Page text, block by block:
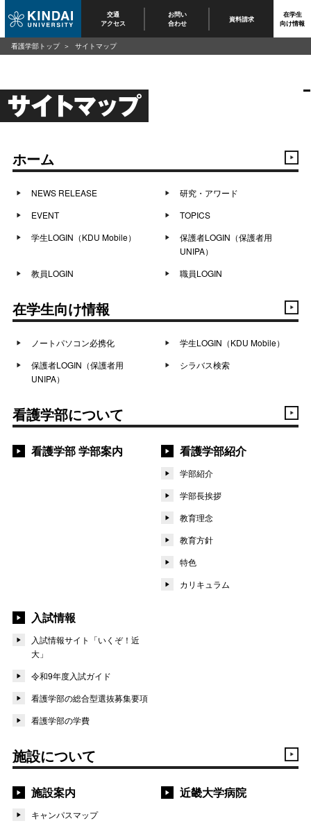
交通
アクセス
お問い
合わせ 資料請求 在学生
向け情報
サイトマップ
ホーム
NEWS RELEASE
研究・アワード
EVENT
TOPICS
学生LOGIN（KDU Mobile）
保護者LOGIN（保護者用
UNIPA）
教員LOGIN
職員LOGIN
在学生向け情報
ノートパソコン必携化
学生LOGIN（KDU Mobile）
保護者LOGIN（保護者用
UNIPA）
シラバス検索
看護学部について
看護学部 学部案内 看護学部紹介
学部紹介
学部長挨拶
教育理念
教育方針
特色
カリキュラム
入試情報
入試情報サイト「いくぞ！近
大」
令和9年度入試ガイド
看護学部の総合型選抜募集要項
看護学部の学費
施設について
施設案内
キャンパスマップ
近畿大学病院
看護学部トップ サイトマップ